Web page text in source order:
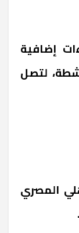
إضافية
لتصل
المصري